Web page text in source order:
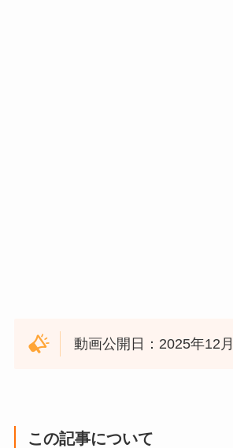
動画公開日：2025年12
この記事について